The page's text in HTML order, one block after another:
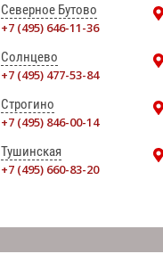
Северное Бутово
+7 (495) 646-11-36
Солнцево
+7 (495) 477-53-84
Строгино
+7 (495) 846-00-14
Тушинская
+7 (495) 660-83-20